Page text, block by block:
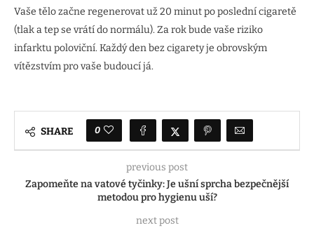
Vaše tělo začne regenerovat už 20 minut po poslední cigaretě
(tlak a tep se vrátí do normálu). Za rok bude vaše riziko
infarktu poloviční. Každý den bez cigarety je obrovským
vítězstvím pro vaše budoucí já.
SHARE 0
previous post
Zapomeňte na vatové tyčinky: Je ušní sprcha bezpečnější
metodou pro hygienu uší?
next post